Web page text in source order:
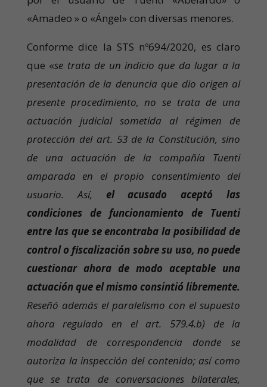
«Amadeo » o «Ángel» con diversas menores.
Conforme dice la STS nº694/2020, es claro
que «se trata de un indicio que da lugar a la
presentación de la denuncia que dio origen al
presente procedimiento, no se trata de una
actuación judicial sometida al régimen de
protección del art. 53 de la Constitución, sino
de una actuación de la compañía Tuenti
amparada en el propio consentimiento del
usuario. Así, el acusado aceptó las
condiciones de funcionamiento de Tuenti
entre las que se encontraba la posibilidad de
control o fiscalización sobre su uso, no puede
cuestionar ahora de modo aceptable una
actuación que el mismo consintió libremente.
Reseñó además el paralelismo con el supuesto
ahora regulado en el art. 579.4.b) de la
modalidad de correspondencia donde se
autoriza la inspección del contenido; así como
que se trata de conversaciones bilaterales,